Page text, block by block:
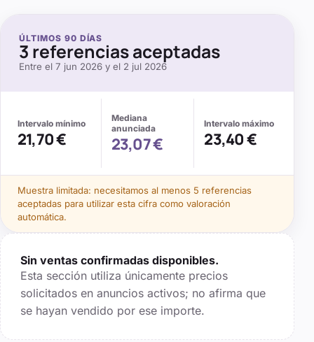
ÚLTIMOS 90 DÍAS
3 referencias aceptadas
Entre el 7 jun 2026 y el 2 jul 2026
Intervalo mínimo
21,70 €
Mediana
anunciada
23,07 €
Intervalo máximo
23,40 €
Muestra limitada: necesitamos al menos 5 referencias
aceptadas para utilizar esta cifra como valoración
automática.
Sin ventas confirmadas disponibles.
Esta sección utiliza únicamente precios
solicitados en anuncios activos; no afirma que
se hayan vendido por ese importe.